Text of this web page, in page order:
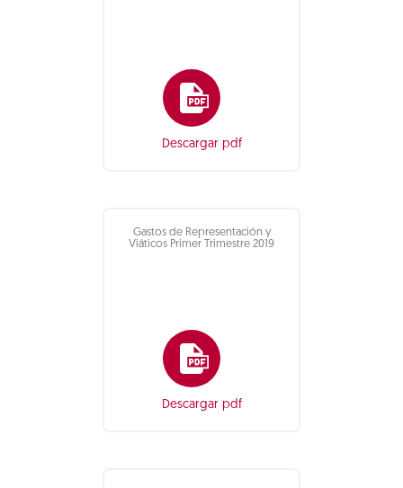
Descargar pdf
Gastos de Representación y
Viáticos Primer Trimestre 2019
Descargar pdf